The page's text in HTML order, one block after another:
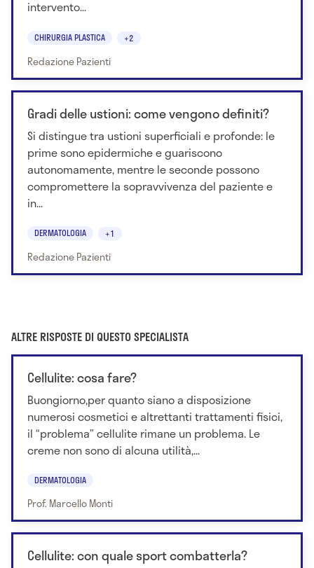
intervento...
CHIRURGIA PLASTICA +2
Redazione Pazienti
Gradi delle ustioni: come vengono definiti?
Si distingue tra ustioni superficiali e profonde: le
prime sono epidermiche e guariscono
autonomamente, mentre le seconde possono
compromettere la sopravvivenza del paziente e
in...
DERMATOLOGIA +1
Redazione Pazienti
ALTRE RISPOSTE DI QUESTO SPECIALISTA
Cellulite: cosa fare?
Buongiorno,per quanto siano a disposizione
numerosi cosmetici e altrettanti trattamenti fisici,
il “problema” cellulite rimane un problema. Le
creme non sono di alcuna utilità,...
DERMATOLOGIA
Prof. Marcello Monti
Cellulite: con quale sport combatterla?